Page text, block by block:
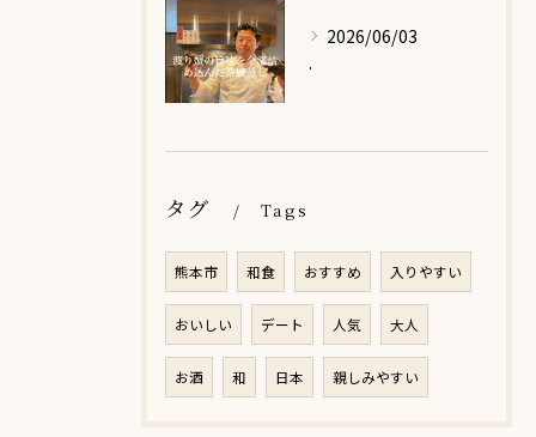
2026/06/03
.
タグ Tags
熊本市 和食 おすすめ 入りやすい
おいしい デート 人気 大人
お酒 和 日本 親しみやすい